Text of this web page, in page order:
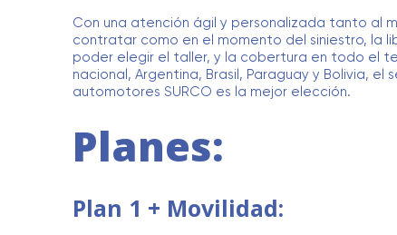
Con una atención ágil y personalizada tanto al
contratar como en el momento del siniestro, la
poder elegir el taller, y la cobertura en todo el
nacional, Argentina, Brasil, Paraguay y Bolivia, el
automotores SURCO es la mejor elección.
Planes:
Plan 1 + Movilidad: